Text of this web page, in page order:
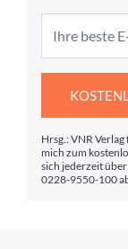
Hrsg.: VNR
mich zum
sich jederzeit
0228-9550-100